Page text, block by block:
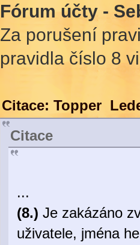
Fórum účty -
Za porušení
pravidla číslo 8
Citace: Topper
Citace
...
(8.) Je zakázáno
uživatele, jména